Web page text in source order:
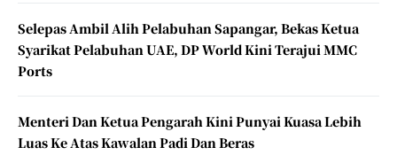
Selepas Ambil Alih Pelabuhan Sapangar, Bekas Ketua
Syarikat Pelabuhan UAE, DP World Kini Terajui MMC
Ports
Menteri Dan Ketua Pengarah Kini Punyai Kuasa Lebih
Luas Ke Atas Kawalan Padi Dan Beras